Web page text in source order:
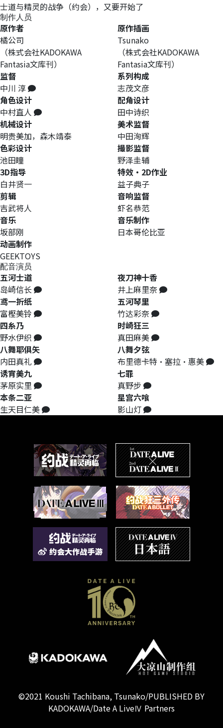
士道与精灵的战争（约会），又要开始了
制作人员
原作者
橘公司
（株式会社KADOKAWA
Fantasia文库刊）
原作插画
Tsunako
（株式会社KADOKAWA
Fantasia文库刊）
监督
中川 淳
系列构成
志茂文彦
角色设计
中村直人
配角设计
田中诗织
机械设计
明贵美加，森木靖泰
美术监督
中田洵辉
色彩设计
池田瞳
撮影监督
野泽圭辅
3D指导
白井贤一
特效・2D作业
益子典子
剪辑
吉武将人
音响监督
虾名恭范
音乐
坂部刚
音乐制作
日本哥伦比亚
动画制作
GEEKTOYS
配音演员
五河士道
岛崎信长
夜刀神十香
井上麻里奈
鸢一折纸
富樫美铃
五河琴里
竹达彩奈
四糸乃
野水伊织
时崎狂三
真田麻美
八舞耶俱矢
内田真礼
八舞夕弦
布里德卡特·塞拉·惠美
诱宵美九
茅原实里
七罪
真野步
本条二亚
生天目仁美
星宫六喰
影山灯
©2021 Koushi Tachibana, Tsunako/PUBLISHED BY
KADOKAWA/Date A LiveⅣ Partners